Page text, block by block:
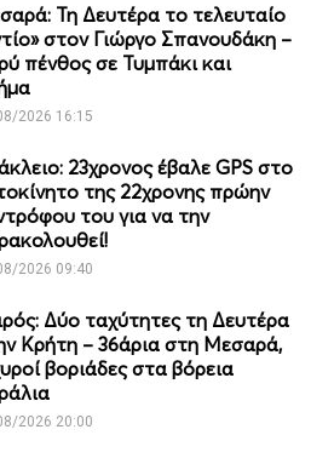
Τη Δευτέρα το τελευταίο
στον Γιώργο Σπανουδάκη –
πένθος σε Τυμπάκι και
2026 16:15
23χρονος έβαλε GPS στο
της 22χρονης πρώην
του για να την
2026 09:40
Δύο ταχύτητες τη Δευτέρα
Κρήτη – 36άρια στη Μεσαρά,
βοριάδες στα βόρεια
2026 20:00